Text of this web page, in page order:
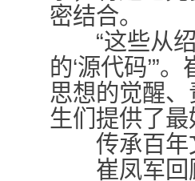
密结合。
“这些从绍
的‘源代码’”
思想的觉醒
生们提供了最
传承百年
崔凤军回顾